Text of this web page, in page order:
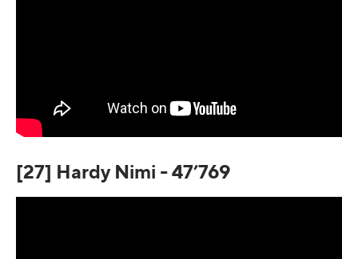
[27] Hardy Nimi - 47’769